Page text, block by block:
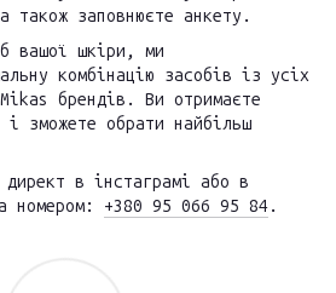
також заповнюєте анкету.
вашої шкіри, ми
комбінацію засобів із усіх
брендів. Ви отримаєте
і зможете обрати найбільш
в інстаграмі або в
номером: +380 95 066 95 84.